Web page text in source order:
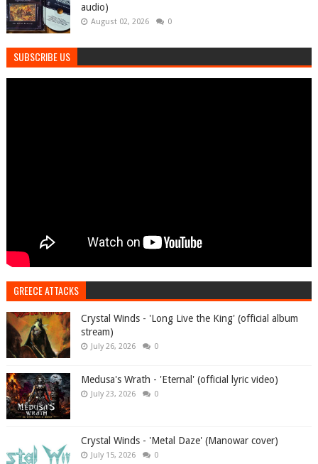
audio)
August 02, 2026 0
SUBSCRIBE US
GREECE ATTACKS
Crystal Winds - 'Long Live the King' (official album
stream)
July 26, 2026 0
Medusa's Wrath - 'Eternal' (official lyric video)
July 23, 2026 0
Crystal Winds - 'Metal Daze' (Manowar cover)
July 15, 2026 0